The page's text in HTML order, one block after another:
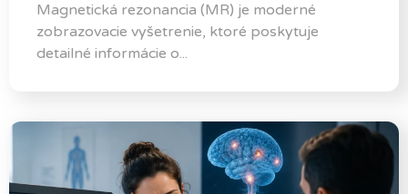
Magnetická rezonancia (MR) je moderné
zobrazovacie vyšetrenie, ktoré poskytuje
detailné informácie o...